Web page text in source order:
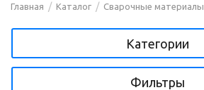
Главная / Каталог / Сварочные материалы
Категории
Фильтры